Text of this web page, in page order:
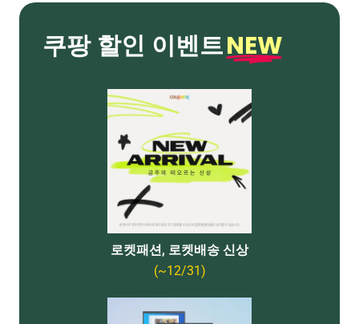
쿠팡 할인 이벤트NEW
로켓패션, 로켓배송 신상
(~12/31)